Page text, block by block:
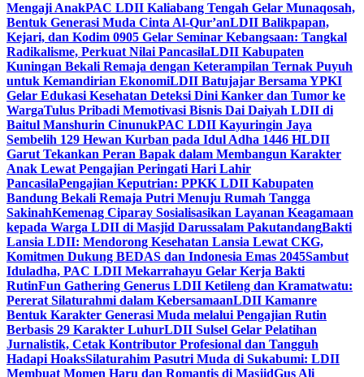
Mengaji AnakPAC LDII Kaliabang Tengah Gelar Munaqosah,
Bentuk Generasi Muda Cinta Al-Qur’anLDII Balikpapan,
Kejari, dan Kodim 0905 Gelar Seminar Kebangsaan: Tangkal
Radikalisme, Perkuat Nilai PancasilaLDII Kabupaten
Kuningan Bekali Remaja dengan Keterampilan Ternak Puyuh
untuk Kemandirian EkonomiLDII Batujajar Bersama YPKI
Gelar Edukasi Kesehatan Deteksi Dini Kanker dan Tumor ke
WargaTulus Pribadi Memotivasi Bisnis Dai Daiyah LDII di
Baitul Manshurin CinunukPAC LDII Kayuringin Jaya
Sembelih 129 Hewan Kurban pada Idul Adha 1446 HLDII
Garut Tekankan Peran Bapak dalam Membangun Karakter
Anak Lewat Pengajian Peringati Hari Lahir
PancasilaPengajian Keputrian: PPKK LDII Kabupaten
Bandung Bekali Remaja Putri Menuju Rumah Tangga
SakinahKemenag Ciparay Sosialisasikan Layanan Keagamaan
kepada Warga LDII di Masjid Darussalam PakutandangBakti
Lansia LDII: Mendorong Kesehatan Lansia Lewat CKG,
Komitmen Dukung BEDAS dan Indonesia Emas 2045Sambut
Iduladha, PAC LDII Mekarrahayu Gelar Kerja Bakti
RutinFun Gathering Generus LDII Ketileng dan Kramatwatu:
Pererat Silaturahmi dalam KebersamaanLDII Kamanre
Bentuk Karakter Generasi Muda melalui Pengajian Rutin
Berbasis 29 Karakter LuhurLDII Sulsel Gelar Pelatihan
Jurnalistik, Cetak Kontributor Profesional dan Tangguh
Hadapi HoaksSilaturahim Pasutri Muda di Sukabumi: LDII
Membuat Momen Haru dan Romantis di MasjidGus Ali